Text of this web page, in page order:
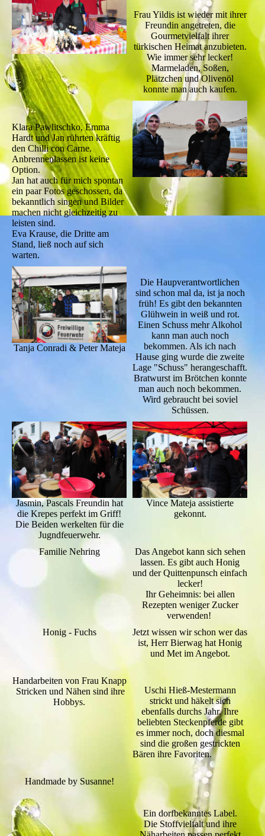
Frau Yildis ist wieder mit ihrer
Freundin angetreten, die
Gourmetvielfalt ihrer
türkischen Heimat anzubieten.
Wie immer sehr lecker!
Marmeladen, Soßen,
Plätzchen und Olivenöl
konnte man auch kaufen.
Klara Pawlitschko, Emma
Hardt und Jan rührten kräftig
den Chilli con Carne.
Anbrennenlassen ist keine
Option.
Jan hat auch für mich spontan
ein paar Fotos geschossen, da
bekanntlich singen und Bilder
machen nicht gleichzeitig zu
leisten sind.
Eva Krause, die Dritte am
Stand, ließ noch auf sich
warten.
Tanja Conradi & Peter Mateja
Die Haupverantwortlichen
sind schon mal da, ist ja noch
früh! Es gibt den bekannten
Glühwein in weiß und rot.
Einen Schuss mehr Alkohol
kann man auch noch
bekommen. Als ich nach
Hause ging wurde die zweite
Lage "Schuss" herangeschafft.
Bratwurst im Brötchen konnte
man auch noch bekommen.
Wird gebraucht bei soviel
Schüssen.
Jasmin, Pascals Freundin hat
die Krepes perfekt im Griff!
Die Beiden werkelten für die
Jugndfeuerwehr.
Vince Mateja assistierte
gekonnt.
Familie Nehring
Das Angebot kann sich sehen
lassen. Es gibt auch Honig
und der Quittenpunsch einfach
lecker!
Ihr Geheimnis: bei allen
Rezepten weniger Zucker
verwenden!
Honig - Fuchs
Jetzt wissen wir schon wer das
ist, Herr Bierwag hat Honig
und Met im Angebot.
Handarbeiten von Frau Knapp
Stricken und Nähen sind ihre
Hobbys.
Uschi Hieß-Mestermann
strickt und häkelt sich
ebenfalls durchs Jahr. Ihre
beliebten Steckenpferde gibt
es immer noch, doch diesmal
sind die großen gestrickten
Bären ihre Favoriten.
Handmade by Susanne!
Ein dorfbekanntes Label.
Die Stoffvielfalt und ihre